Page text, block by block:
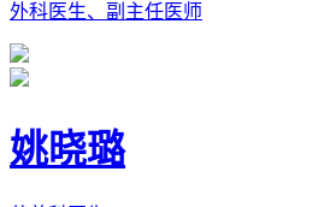
外科医生、副主任医师
姚晓璐